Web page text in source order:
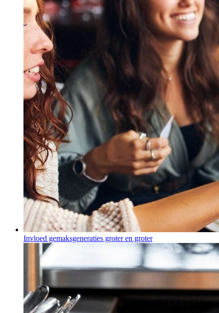
Invloed gemaksgeneraties groter en groter